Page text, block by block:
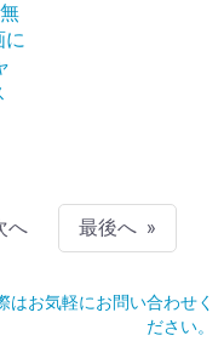
に
へ 最後へ
お気軽にお問い合わせく
ださい。